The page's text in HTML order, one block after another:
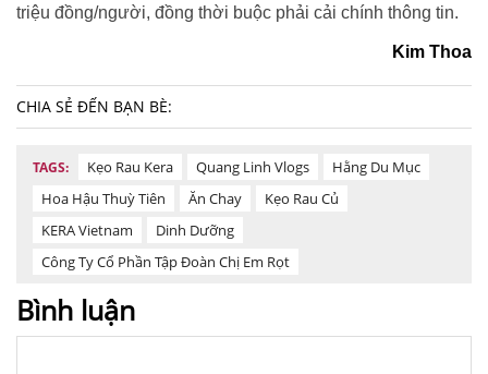
triệu đồng/người, đồng thời buộc phải cải chính thông tin.
Kim Thoa
CHIA SẺ ĐẾN BẠN BÈ:
TAGS: Kẹo Rau Kera Quang Linh Vlogs
Hằng Du Mục
Hoa Hậu Thuỳ Tiên
Ăn Chay
Kẹo Rau Củ
KERA Vietnam
Dinh Dưỡng
Công Ty Cổ Phần Tập Đoàn Chị Em Rọt
Bình luận